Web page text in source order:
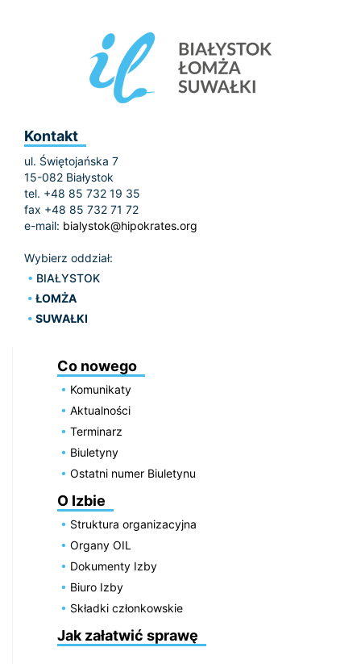
Kontakt
ul. Świętojańska 7
15-082 Białystok
tel. +48 85 732 19 35
fax +48 85 732 71 72
e-mail: bialystok@hipokrates.org
Wybierz oddział:
BIAŁYSTOK
ŁOMŻA
SUWAŁKI
Co nowego
Komunikaty
Aktualności
Terminarz
Biuletyny
Ostatni numer Biuletynu
O Izbie
Struktura organizacyjna
Organy OIL
Dokumenty Izby
Biuro Izby
Składki członkowskie
Jak załatwić sprawę